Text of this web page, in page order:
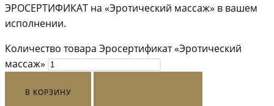
ЭРОСЕРТИФИКАТ на «Эротический массаж» в вашем
исполнении.
Количество товара Эросертификат «Эротический
массаж»
В КОРЗИНУ